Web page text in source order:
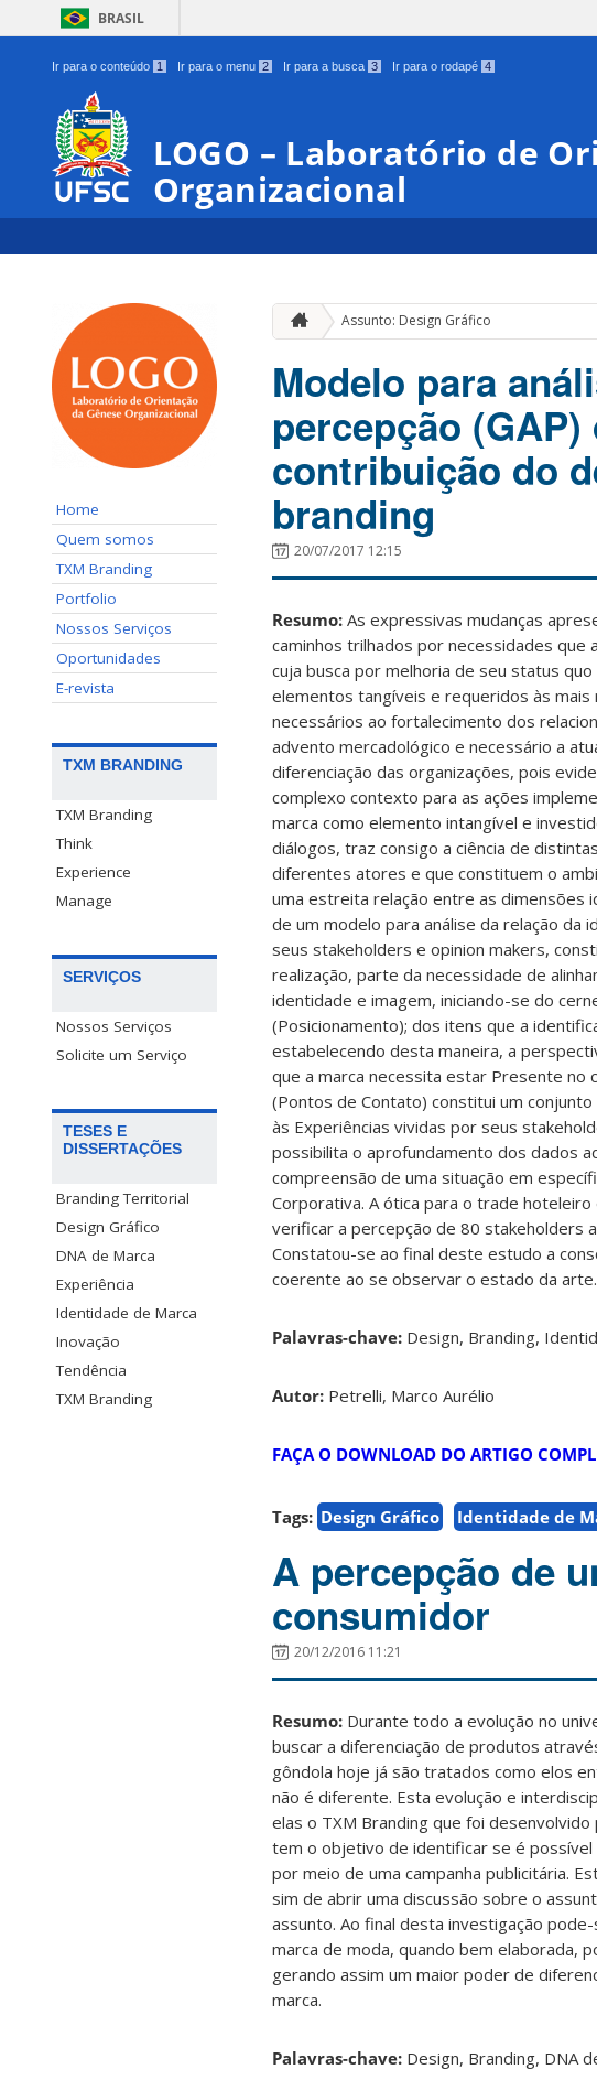
BRASIL
Ir para o conteúdo 1 Ir para o menu 2 Ir para a busca 3 Ir para o rodapé 4
LOGO – Laboratório de
Organizacional
Home
Quem somos
TXM Branding
Portfolio
Nossos Serviços
Oportunidades
E-revista
TXM BRANDING
TXM Branding
Think
Experience
Manage
SERVIÇOS
Nossos Serviços
Solicite um Serviço
TESES E
DISSERTAÇÕES
Branding Territorial
Design Gráfico
DNA de Marca
Experiência
Identidade de Marca
Inovação
Tendência
TXM Branding
Assunto: Design Gráfico
Modelo para
percepção
contribuição do
branding
20/07/2017 12:15
Resumo: As expressivas mudanças
caminhos trilhados por necessidades que
cuja busca por melhoria de seu status
elementos tangíveis e requeridos às
necessários ao fortalecimento dos
advento mercadológico e necessário a
diferenciação das organizações, pois
complexo contexto para as ações
marca como elemento intangível e
diálogos, traz consigo a ciência de
diferentes atores e que constituem o
uma estreita relação entre as dimensões
de um modelo para análise da relação da
seus stakeholders e opinion makers,
realização, parte da necessidade de
identidade e imagem, iniciando-se do
(Posicionamento); dos itens que a
estabelecendo desta maneira, a
que a marca necessita estar Presente
(Pontos de Contato) constitui um
às Experiências vividas por seus
possibilita o aprofundamento dos dados
compreensão de uma situação em
Corporativa. A ótica para o trade
verificar a percepção de 80 stakeholders
Constatou-se ao final deste estudo a
coerente ao se observar o estado da arte.
Palavras-chave: Design, Branding,
Autor: Petrelli, Marco Aurélio
FAÇA O DOWNLOAD DO ARTIGO
Tags: Design Gráfico Identidade de
A percepção de
consumidor
20/12/2016 11:21
Resumo: Durante todo a evolução no
buscar a diferenciação de produtos
gôndola hoje já são tratados como elos
não é diferente. Esta evolução e
elas o TXM Branding que foi
tem o objetivo de identificar se é possível
por meio de uma campanha publicitária.
sim de abrir uma discussão sobre o
assunto. Ao final desta investigação
marca de moda, quando bem elaborada,
gerando assim um maior poder de
marca.
Palavras-chave: Design, Branding, DNA